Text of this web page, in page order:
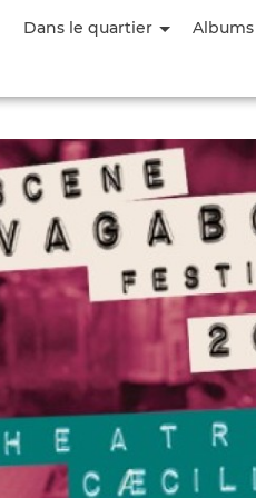
Dans le quartier